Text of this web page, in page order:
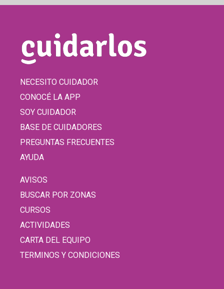
NECESITO CUIDADOR
CONOCÉ LA APP
SOY CUIDADOR
BASE DE CUIDADORES
PREGUNTAS FRECUENTES
AYUDA
AVISOS
BUSCAR POR ZONAS
CURSOS
ACTIVIDADES
CARTA DEL EQUIPO
TERMINOS Y CONDICIONES